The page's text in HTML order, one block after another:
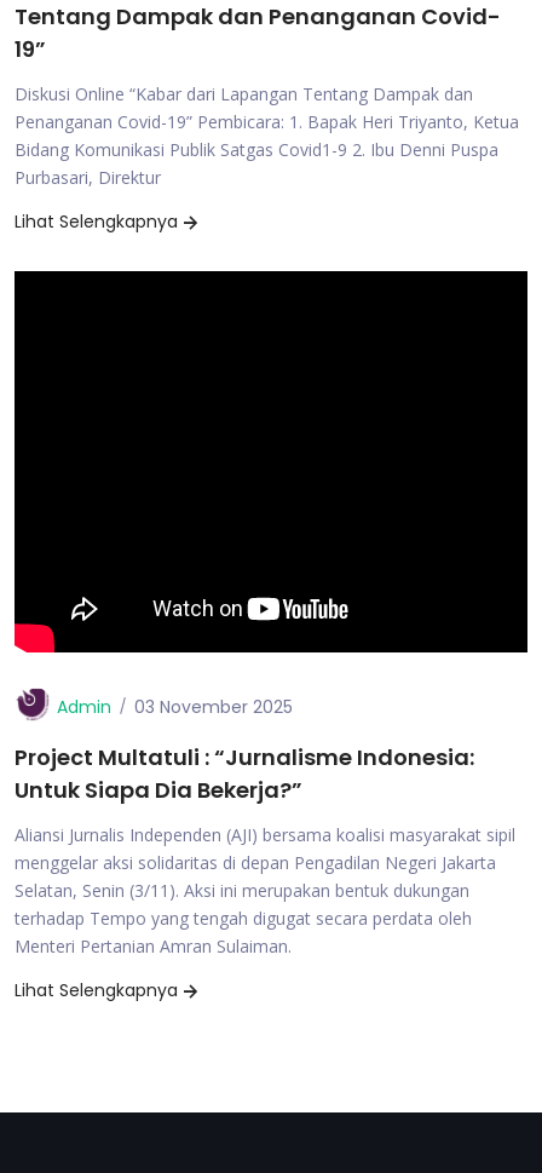
Tentang Dampak dan Penanganan Covid-
19”
Diskusi Online “Kabar dari Lapangan Tentang Dampak dan
Penanganan Covid-19” Pembicara: 1. Bapak Heri Triyanto, Ketua
Bidang Komunikasi Publik Satgas Covid1-9 2. Ibu Denni Puspa
Purbasari, Direktur
Lihat Selengkapnya
Admin 03 November 2025
Project Multatuli : “Jurnalisme Indonesia:
Untuk Siapa Dia Bekerja?”
Aliansi Jurnalis Independen (AJI) bersama koalisi masyarakat sipil
menggelar aksi solidaritas di depan Pengadilan Negeri Jakarta
Selatan, Senin (3/11). Aksi ini merupakan bentuk dukungan
terhadap Tempo yang tengah digugat secara perdata oleh
Menteri Pertanian Amran Sulaiman.
Lihat Selengkapnya